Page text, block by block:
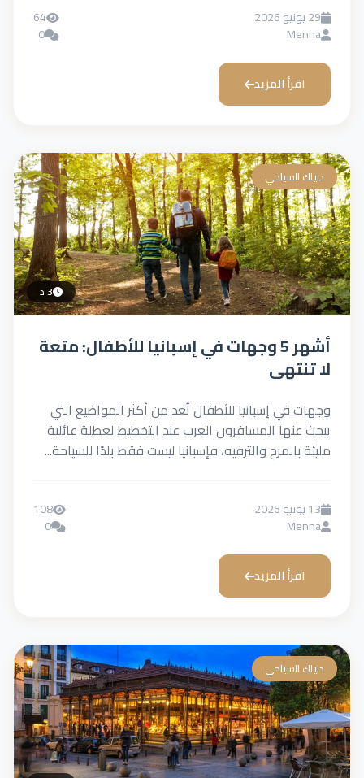
29 يونيو 2026
Menna
64
0
اقرأ المزيد
دليلك السياحي
3 د
أشهر 5 وجهات في إسبانيا للأطفال: متعة
لا تنتهي
وجهات في إسبانيا للأطفال تُعد من أكثر المواضيع التي
يبحث عنها المسافرون العرب عند التخطيط لعطلة عائلية
مليئة بالمرح والترفيه، فإسبانيا ليست فقط بلدًا للسياحة...
13 يونيو 2026
Menna
108
0
اقرأ المزيد
دليلك السياحي